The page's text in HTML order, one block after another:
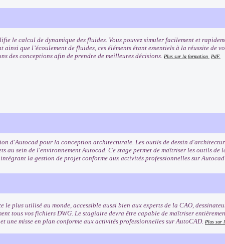
le calcul de dynamique des fluides. Vous pouvez simuler facilement et
ainsi que l’écoulement de fluides, ces éléments étant essentiels à la réussite de
des conceptions afin de prendre de meilleures décisions. Plus sur la formation PdF.
d'Autocad pour la conception architecturale. Les outils de dessin
au sein de l'environnement Autocad. Ce stage permet de maîtriser les outils de
la gestion de projet conforme aux activités professionnelles sur
le plus utilisé au monde, accessible aussi bien aux experts de la CAO,
tous vos fichiers DWG. Le stagiaire devra être capable de maîtriser
une misse en plan conforme aux activités professionnelles sur AutoCAD. Plus sur